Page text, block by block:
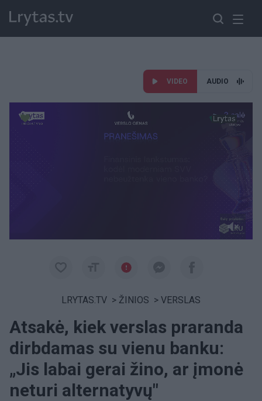
VIDEO AUDIO
Paremkite Ukrainą
LRYTAS.TV > ŽINIOS > VERSLAS
Atsakė, kiek verslas praranda
dirbdamas su vienu banku:
„Jis labai gerai žino, ar įmonė
neturi alternatyvų"